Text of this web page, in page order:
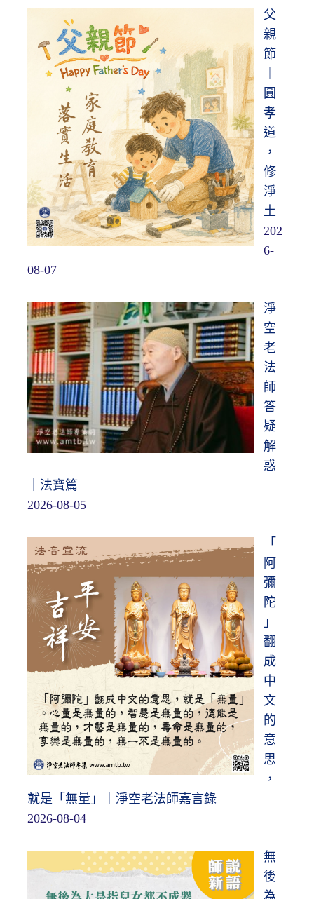
父
親
節
圓
孝
道
，
修
淨
土
202
6-
08-07
淨
空
老
法
師
答
疑
解
惑
｜法寶篇
2026-08-05
「
阿
彌
陀
」
翻
成
中
文
的
意
思
，
就是「無量」｜淨空老法師嘉言錄
2026-08-04
無
後
為